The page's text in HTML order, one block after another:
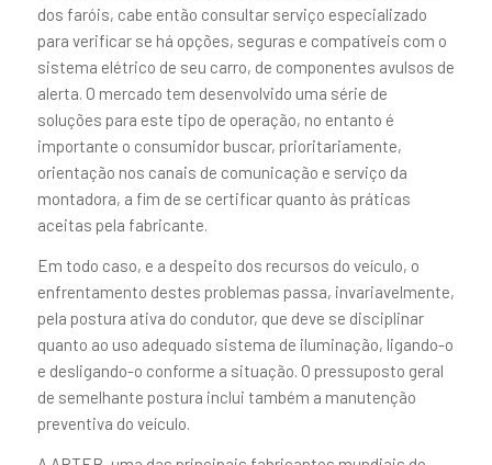
dos faróis, cabe então consultar serviço especializado
para verificar se há opções, seguras e compatíveis com o
sistema elétrico de seu carro, de componentes avulsos de
alerta. O mercado tem desenvolvido uma série de
soluções para este tipo de operação, no entanto é
importante o consumidor buscar, prioritariamente,
orientação nos canais de comunicação e serviço da
montadora, a fim de se certificar quanto às práticas
aceitas pela fabricante.
Em todo caso, e a despeito dos recursos do veículo, o
enfrentamento destes problemas passa, invariavelmente,
pela postura ativa do condutor, que deve se disciplinar
quanto ao uso adequado sistema de iluminação, ligando-o
e desligando-o conforme a situação. O pressuposto geral
de semelhante postura inclui também a manutenção
preventiva do veículo.